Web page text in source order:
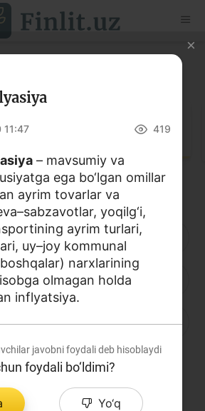
Рус
bo‘yicha kitoblar
qidiruv
D E F G
K L M N
R S C T U
X Y Z
11:47 419
– mavsumiy va
ega bo‘lgan omillar
ayrim tovarlar va
yoqilg‘i,
ayrim turlari,
uy–joy kommunal
narxlarining
olmagan holda
inflyatsiya.
javobni foydali deb hisoblaydi
foydali bo‘ldimi?
Yo‘q